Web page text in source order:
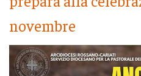
novembre